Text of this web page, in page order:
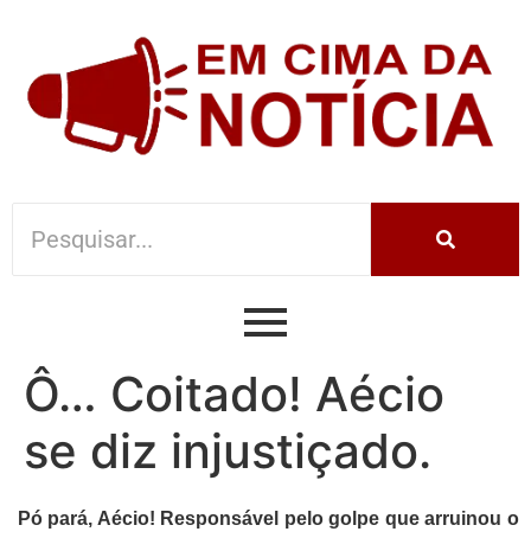
Ô… Coitado! Aécio
se diz injustiçado.
Pó pará, Aécio! Responsável pelo golpe que arruinou o